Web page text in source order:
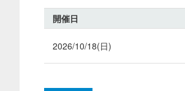
開催日
2026/10/18(日)